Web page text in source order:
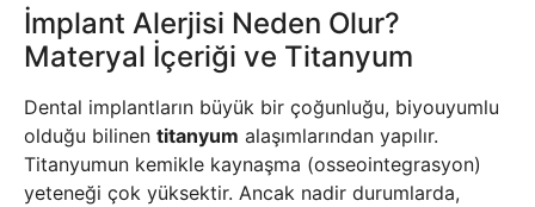
İmplant Alerjisi Neden Olur?
Materyal İçeriği ve Titanyum
Dental implantların büyük bir çoğunluğu, biyouyumlu
olduğu bilinen titanyum alaşımlarından yapılır.
Titanyumun kemikle kaynaşma (osseointegrasyon)
yeteneği çok yüksektir. Ancak nadir durumlarda,